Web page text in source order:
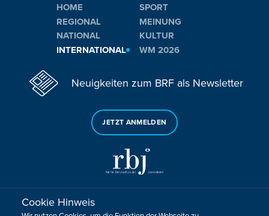
HOME
REGIONAL
NATIONAL
INTERNATIONAL
SPORT
MEINUNG
KULTUR
WM 2026
Neuigkeiten zum BRF als Newsletter
JETZT ANMELDEN
Sie haben noch Fragen oder Anmerkungen?
Cookie Hinweis